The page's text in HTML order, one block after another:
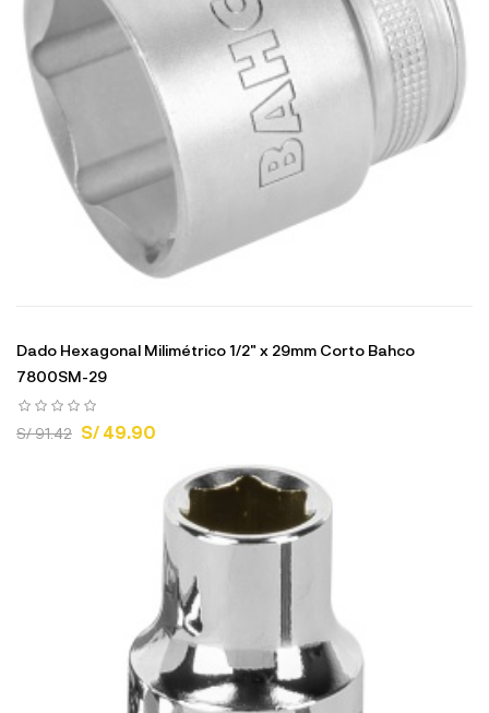
Dado Hexagonal Milimétrico 1/2" x 29mm Corto Bahco
7800SM-29
S/ 91.42 S/ 49.90